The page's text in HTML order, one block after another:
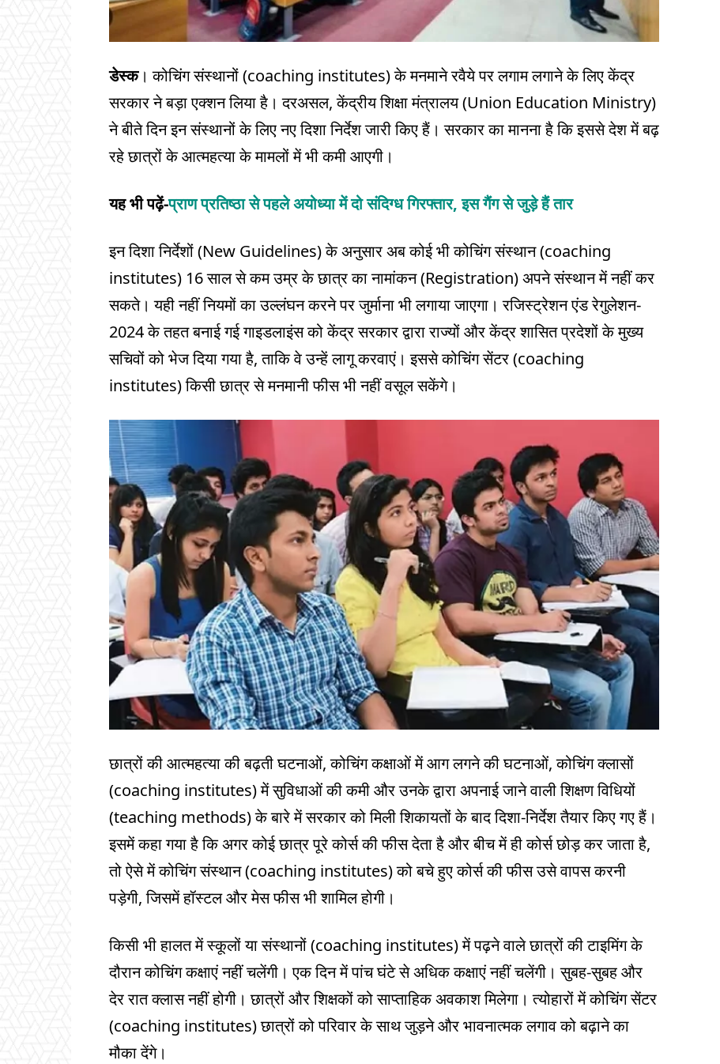
डेस्क। कोचिंग संस्थानों (coaching institutes) के मनमाने रवैये पर लगाम लगाने के लिए केंद्र
सरकार ने बड़ा एक्शन लिया है। दरअसल, केंद्रीय शिक्षा मंत्रालय (Union Education Ministry)
ने बीते दिन इन संस्थानों के लिए नए दिशा निर्देश जारी किए हैं। सरकार का मानना है कि इससे देश में बढ़
रहे छात्रों के आत्महत्या के मामलों में भी कमी आएगी।
यह भी पढ़ें-प्राण प्रत‍िष्ठा से पहले अयोध्‍या में दो स‍ंद‍िग्‍ध गिरफ्तार, इस गैंग से जुड़े हैं तार
इन दिशा निर्देशों (New Guidelines) के अनुसार अब कोई भी कोचिंग संस्थान (coaching
institutes) 16 साल से कम उम्र के छात्र का नामांकन (Registration) अपने संस्थान में नहीं कर
सकते। यही नहीं नियमों का उल्लंघन करने पर जुर्माना भी लगाया जाएगा। रजिस्ट्रेशन एंड रेगुलेशन-
2024 के तहत बनाई गई गाइडलाइंस को केंद्र सरकार द्वारा राज्यों और केंद्र शासित प्रदेशों के मुख्य
सचिवों को भेज दिया गया है, ताकि वे उन्हें लागू करवाएं। इससे कोचिंग सेंटर (coaching
institutes) किसी छात्र से मनमानी फीस भी नहीं वसूल सकेंगे।
छात्रों की आत्महत्या की बढ़ती घटनाओं, कोचिंग कक्षाओं में आग लगने की घटनाओं, कोचिंग क्लासों
(coaching institutes) में सुविधाओं की कमी और उनके द्वारा अपनाई जाने वाली शिक्षण विधियों
(teaching methods) के बारे में सरकार को मिली शिकायतों के बाद दिशा-निर्देश तैयार किए गए हैं।
इसमें कहा गया है कि अगर कोई छात्र पूरे कोर्स की फीस देता है और बीच में ही कोर्स छोड़ कर जाता है,
तो ऐसे में कोचिंग संस्थान (coaching institutes) को बचे हुए कोर्स की फीस उसे वापस करनी
पड़ेगी, जिसमें हॉस्टल और मेस फीस भी शामिल होगी।
किसी भी हालत में स्कूलों या संस्थानों (coaching institutes) में पढ़ने वाले छात्रों की टाइमिंग के
दौरान कोचिंग कक्षाएं नहीं चलेंगी। एक दिन में पांच घंटे से अधिक कक्षाएं नहीं चलेंगी। सुबह-सुबह और
देर रात क्लास नहीं होगी। छात्रों और शिक्षकों को साप्ताहिक अवकाश मिलेगा। त्योहारों में कोचिंग सेंटर
(coaching institutes) छात्रों को परिवार के साथ जुड़ने और भावनात्मक लगाव को बढ़ाने का
मौका देंगे।